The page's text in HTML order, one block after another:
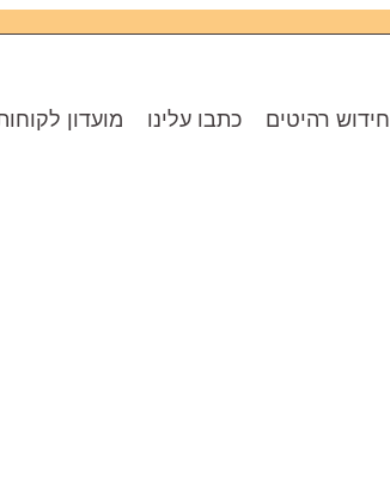
חידוש רהיטים כתבו עלינו מועדון